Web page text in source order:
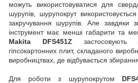
можуть використовуватися для
шурупів, шурупокрут
закручування шурупів. Але завдяки
інструмент має менші габарити та
Makita DFS451Z
гіпсокартонних плит, складаного
виробництвах, де відбувається
Для роботи з шурупокрутом